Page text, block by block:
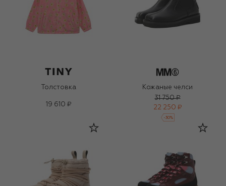
Толстовка
19 610 ₽
Кожаные челси
31 750 ₽
22 250 ₽
-30%